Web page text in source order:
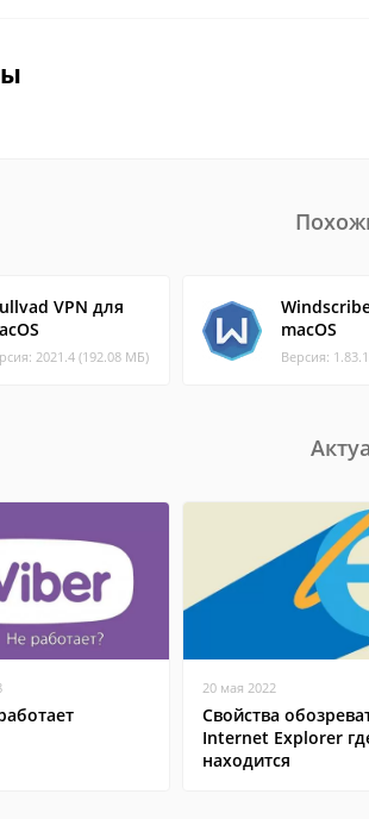
VPN для
2021.4 (192.08 МБ)
macOS
Версия:
20 мая 2022
Свойства
Internet Explorer
находится